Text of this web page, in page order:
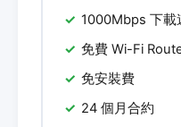
1000Mbps 下載
免費 Wi-Fi
免安裝費
24 個月合約